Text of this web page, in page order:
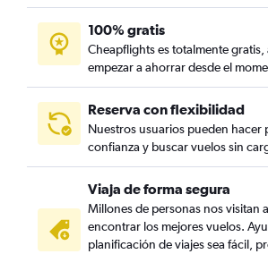
100% gratis
Cheapflights es totalmente gratis,
empezar a ahorrar desde el
Reserva con flexibilidad
Nuestros usuarios pueden hacer
confianza y buscar vuelos sin
Viaja de forma segura
Millones de personas nos visitan
encontrar los mejores vuelos.
planificación de viajes sea fácil,